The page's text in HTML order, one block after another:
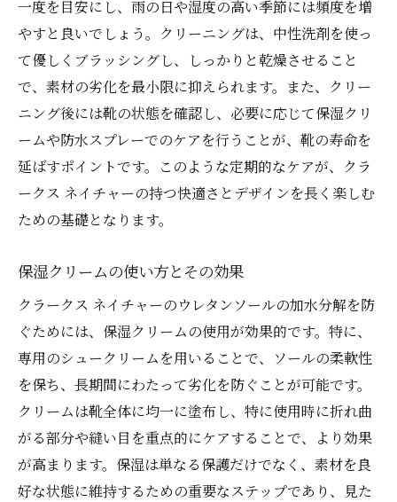
一度を目安にし、雨の日や湿度の高い季節には頻度を増
やすと良いでしょう。クリーニングは、中性洗剤を使っ
て優しくブラッシングし、しっかりと乾燥させること
で、素材の劣化を最小限に抑えられます。また、クリー
ニング後には靴の状態を確認し、必要に応じて保湿クリ
ームや防水スプレーでのケアを行うことが、靴の寿命を
延ばすポイントです。このような定期的なケアが、クラ
ークス ネイチャーの持つ快適さとデザインを長く楽しむ
ための基礎となります。
保湿クリームの使い方とその効果
クラークス ネイチャーのウレタンソールの加水分解を防
ぐためには、保湿クリームの使用が効果的です。特に、
専用のシュークリームを用いることで、ソールの柔軟性
を保ち、長期間にわたって劣化を防ぐことが可能です。
クリームは靴全体に均一に塗布し、特に使用時に折れ曲
がる部分や縫い目を重点的にケアすることで、より効果
が高まります。保湿は単なる保護だけでなく、素材を良
好な状態に維持するための重要なステップであり、見た